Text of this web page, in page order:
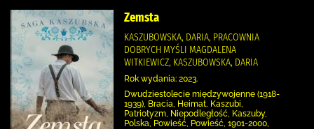
Zemsta
KASZUBOWSKA, DARIA, PRACOWNIA
DOBRYCH MYŚLI MAGDALENA
WITKIEWICZ, KASZUBOWSKA, DARIA
Rok wydania: 2023.
Dwudziestolecie międzywojenne (1918-
1939), Bracia, Heimat, Kaszubi,
Patriotyzm, Niepodległość, Kaszuby,
Polska, Powieść, Powieść, 1901-2000,